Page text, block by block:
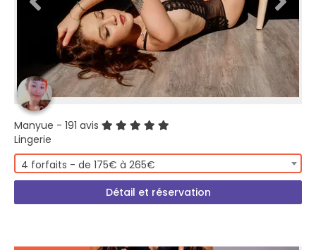
Manyue - 191 avis
Lingerie
4 forfaits - de 175€ à 265€
Détail et réservation